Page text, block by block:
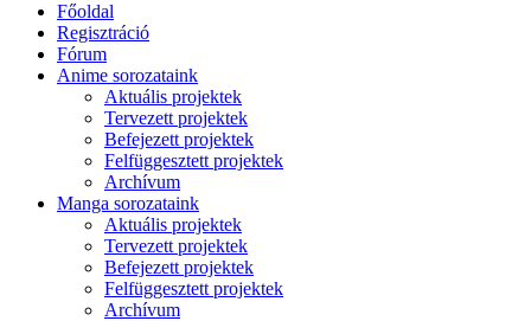
Főoldal
Regisztráció
Fórum
Anime sorozataink
Aktuális projektek
Tervezett projektek
Befejezett projektek
Felfüggesztett projektek
Archívum
Manga sorozataink
Aktuális projektek
Tervezett projektek
Befejezett projektek
Felfüggesztett projektek
Archívum